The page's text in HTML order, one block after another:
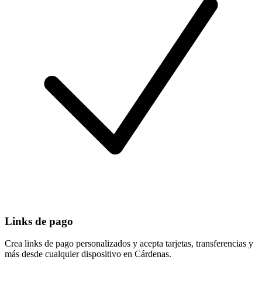
Links de pago
Crea links de pago personalizados y acepta tarjetas, transferencias y
más desde cualquier dispositivo en Cárdenas.